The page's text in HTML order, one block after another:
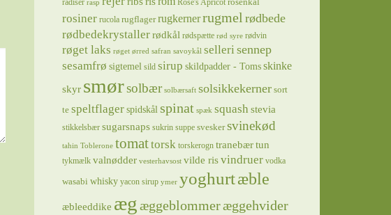
radiser rasp Rose's Apricot
rosiner rucola rugflager rugkernerrugmel rødbede
rødbedekrystaller rødkål rødspætte rød syre rødvin
røget laks røget ørred safran savoykål sellerisennep
sesamfrø sigtemel sild sirup skildpadder - Toms skinke
skyr smørsolbær solbærsaft solsikkekerner sort
te speltflager spidskål spinat spæk squash stevia
stikkelsbær sugarsnaps sukrin suppe svesker svinekød
tahin Toblerone tomattorsk torskerogn tranebær tun
tykmælk valnødder vesterhavsost vilde ris vindruer vodka
wasabi whisky yacon sirup ymer yoghurtæble
æbleeddike æg æggeblommeræggehvider